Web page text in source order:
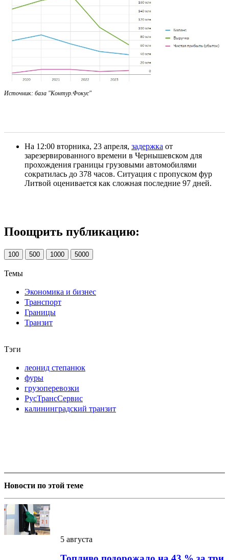
Источник: база "Контур.Фокус"
На 12:00 вторника, 23 апреля, задержка от
зарезервированного времени в Чернышевском для
прохождения границы грузовыми автомобилями
сократилась до 378 часов. Ситуация с пропуском фур
Литвой оценивается как сложная последние 97 дней.
Поощрить публикацию:
100 500 1000 5000
Темы
Экономика и бизнес
Транспорт
Границы
Транзит
Тэги
леонид степанюк
фуры
грузоперевозки
РусТрансСервис
калининградский транзит
Новости по этой теме
5 августа